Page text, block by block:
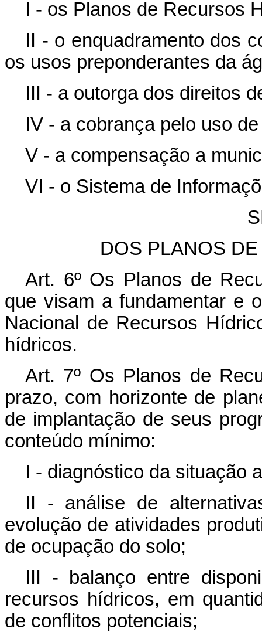
I - os Planos de Recursos
II - o enquadramento dos
os usos preponderantes da
III - a outorga dos direitos
IV - a cobrança pelo uso
V - a compensação a
VI - o Sistema de
DOS PLANOS
Art. 6º Os Planos de
que visam a fundamentar e
Nacional de Recursos
hídricos.
Art. 7º Os Planos de
prazo, com horizonte de
de implantação de seus
conteúdo mínimo:
I - diagnóstico da situação
II - análise de
evolução de atividades
de ocupação do solo;
III - balanço entre
recursos hídricos, em
de conflitos potenciais;